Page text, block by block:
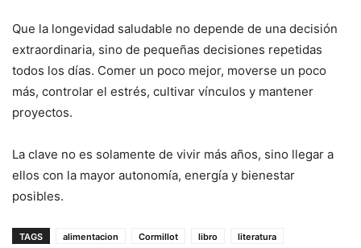
Que la longevidad saludable no depende de una decisión
extraordinaria, sino de pequeñas decisiones repetidas
todos los días. Comer un poco mejor, moverse un poco
más, controlar el estrés, cultivar vínculos y mantener
proyectos.
La clave no es solamente de vivir más años, sino llegar a
ellos con la mayor autonomía, energía y bienestar
posibles.
TAGS alimentacion Cormillot libro
literatura